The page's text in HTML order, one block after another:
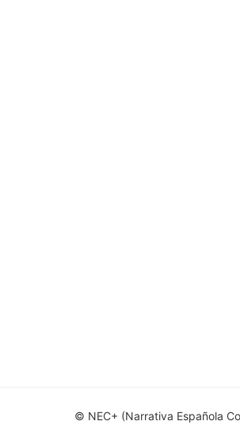
© NEC+ (Narrativa Española